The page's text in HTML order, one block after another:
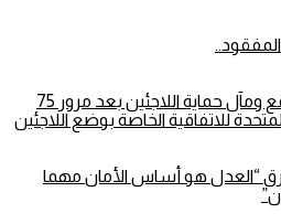
العمارتي: تأملات في واقع ومآل حماية اللاجئين بعد مرور 75
للاتفاقية الخاصة بوضع اللاجئين
“العدل هو أساس الأمان مهما